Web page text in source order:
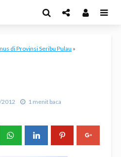
di Provinsi Seribu Pulau »
2012 1 menit baca